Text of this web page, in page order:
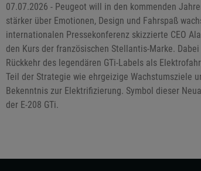
07.07.2026 - Peugeot will in den kommenden
stärker über Emotionen, Design und Fahrspaß
internationalen Pressekonferenz skizzierte CEO
den Kurs der französischen Stellantis-Marke. Dabei
Rückkehr des legendären GTi-Labels als
Teil der Strategie wie ehrgeizige Wachstumsziele
Bekenntnis zur Elektrifizierung. Symbol dieser
der E-208 GTi.